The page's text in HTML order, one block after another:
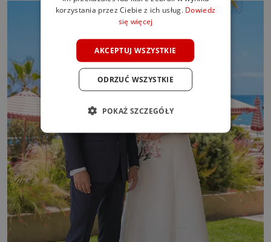
GERMAN
korzystania przez Ciebie z ich usług. Dowiedz
się więcej
AKCEPTUJ WSZYSTKIE
ODRZUĆ WSZYSTKIE
POKAŻ SZCZEGÓŁY